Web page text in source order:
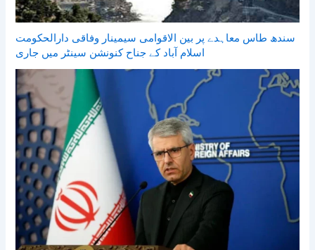
سندھ طاس معاہدے پر بین الاقوامی سیمینار وفاقی دارالحکومت
اسلام آباد کے جناح کنونشن سینٹر میں جاری